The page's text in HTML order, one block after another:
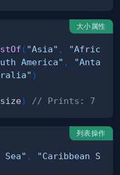
大小属性
( "Asia" ,
"Afric
America" ,
"Anta
)
size) // Prints: 7
列表操作
Sea" ,
"Caribbean S